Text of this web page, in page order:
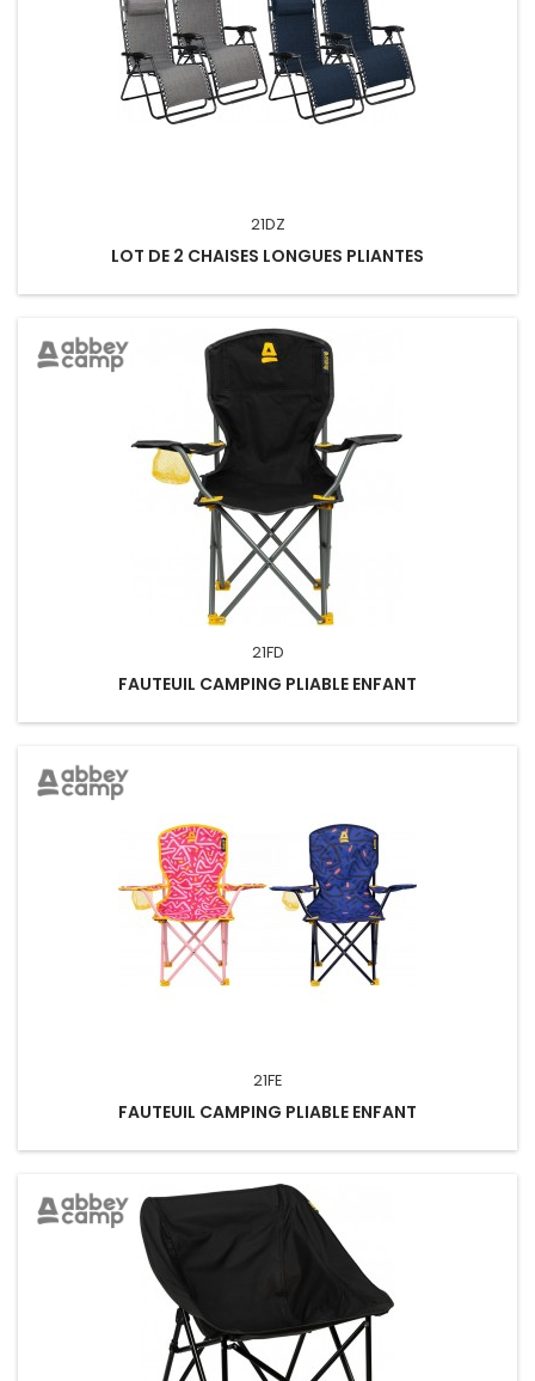
21DZ
LOT DE 2 CHAISES LONGUES PLIANTES
21FD
FAUTEUIL CAMPING PLIABLE ENFANT
21FE
FAUTEUIL CAMPING PLIABLE ENFANT